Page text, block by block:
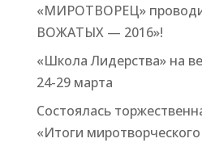
«МИРОТВОРЕЦ»
ВОЖАТЫХ — 2016»!
«Школа Лидерства» на
24-29 марта
Состоялась
«Итоги миротворческого